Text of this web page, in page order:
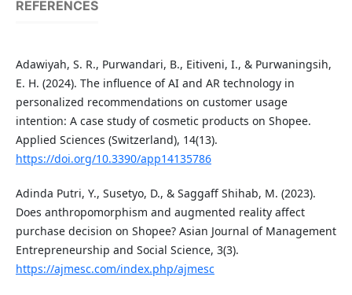
REFERENCES
Adawiyah, S. R., Purwandari, B., Eitiveni, I., & Purwaningsih,
E. H. (2024). The influence of AI and AR technology in
personalized recommendations on customer usage
intention: A case study of cosmetic products on Shopee.
Applied Sciences (Switzerland), 14(13).
https://doi.org/10.3390/app14135786
Adinda Putri, Y., Susetyo, D., & Saggaff Shihab, M. (2023).
Does anthropomorphism and augmented reality affect
purchase decision on Shopee? Asian Journal of Management
Entrepreneurship and Social Science, 3(3).
https://ajmesc.com/index.php/ajmesc